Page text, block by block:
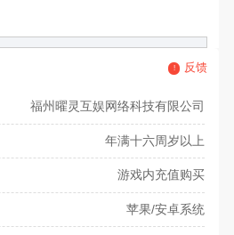
反馈
福州曜灵互娱网络科技有限公司
年满十六周岁以上
游戏内充值购买
苹果/安卓系统